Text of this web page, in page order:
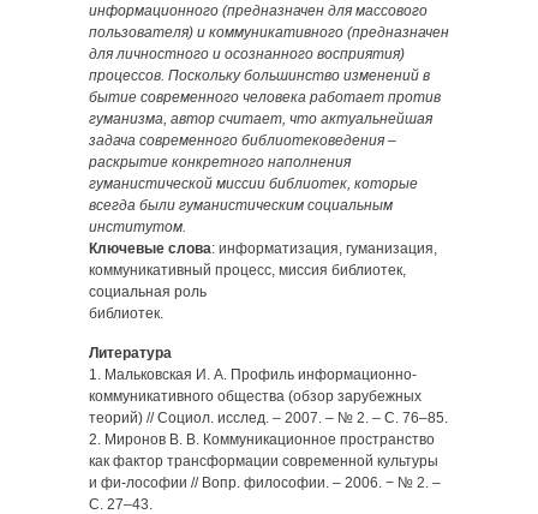
информационного (предназначен для массового
пользователя) и коммуникативного (предназначен
для личностного и осознанного восприятия)
процессов. Поскольку большинство изменений в
бытие современного человека работает против
гуманизма, автор считает, что актуальнейшая
задача современного библиотековедения –
раскрытие конкретного наполнения
гуманистической миссии библиотек, которые
всегда были гуманистическим социальным
институтом.
Ключевые слова: информатизация, гуманизация,
коммуникативный процесс, миссия библиотек,
социальная роль
библиотек.
Литература
1. Мальковская И. А. Профиль информационно-
коммуникативного общества (обзор зарубежных
теорий) // Социол. исслед. – 2007. – № 2. – С. 76–85.
2. Миронов В. В. Коммуникационное пространство
как фактор трансформации современной культуры
и фи-лософии // Вопр. философии. – 2006. − № 2. –
С. 27–43.